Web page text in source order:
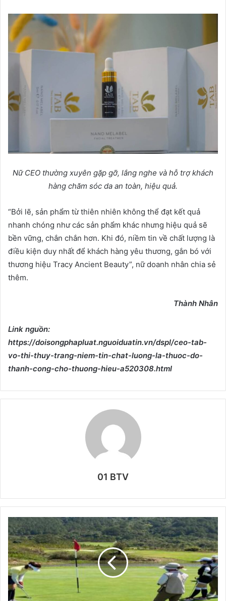
Nữ CEO thường xuyên gặp gỡ, lắng nghe và hỗ trợ khách
hàng chăm sóc da an toàn, hiệu quả.
“Bởi lẽ, sản phẩm từ thiên nhiên không thể đạt kết quả
nhanh chóng như các sản phẩm khác nhưng hiệu quả sẽ
bền vững, chắn chắn hơn. Khi đó, niềm tin về chất lượng là
điều kiện duy nhất để khách hàng yêu thương, gắn bó với
thương hiệu Tracy Ancient Beauty”, nữ doanh nhân chia sẻ
thêm.
Thành Nhân
Link nguồn:
https://doisongphapluat.nguoiduatin.vn/dspl/ceo-tab-
vo-thi-thuy-trang-niem-tin-chat-luong-la-thuoc-do-
thanh-cong-cho-thuong-hieu-a520308.html
01 BTV